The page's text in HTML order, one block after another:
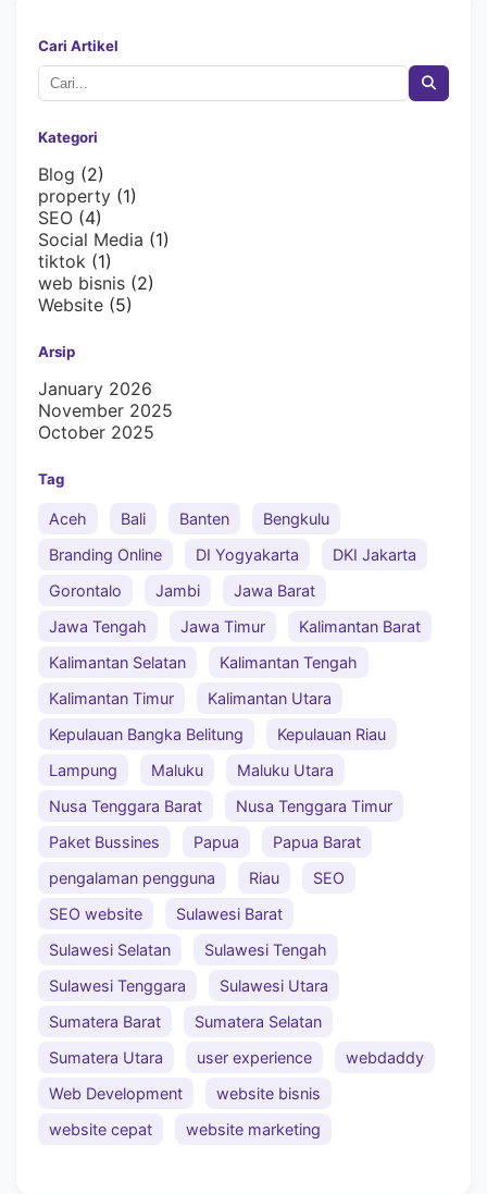
Cari Artikel
Kategori
Blog (2)
property (1)
SEO (4)
Social Media (1)
tiktok (1)
web bisnis (2)
Website (5)
Arsip
January 2026
November 2025
October 2025
Tag
Aceh Bali Banten
Bengkulu
Branding Online
DI Yogyakarta
DKI Jakarta
Gorontalo
Jambi
Jawa Barat
Jawa Tengah
Jawa Timur
Kalimantan Barat
Kalimantan Selatan
Kalimantan Tengah
Kalimantan Timur
Kalimantan Utara
Kepulauan Bangka Belitung
Kepulauan Riau
Lampung
Maluku
Maluku Utara
Nusa Tenggara Barat
Nusa Tenggara Timur
Paket Bussines
Papua
Papua Barat
pengalaman pengguna
Riau
SEO
SEO website
Sulawesi Barat
Sulawesi Selatan
Sulawesi Tengah
Sulawesi Tenggara
Sulawesi Utara
Sumatera Barat
Sumatera Selatan
Sumatera Utara
user experience
webdaddy
Web Development
website bisnis
website cepat
website marketing